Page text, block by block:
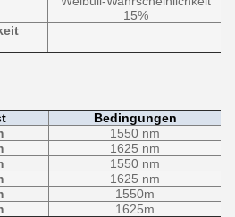
15%
Bedingungen
1550 nm
1625 nm
1550 nm
1625 nm
1550m
1625m